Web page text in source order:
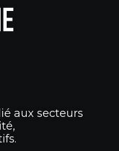
aux secteurs